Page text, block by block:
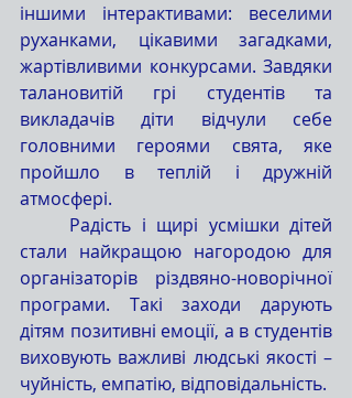
іншими інтерактивами: веселими
руханками, цікавими загадками,
жартівливими конкурсами. Завдяки
талановитій грі студентів та
викладачів діти відчули себе
головними героями свята, яке
пройшло в теплій і дружній
атмосфері.
стали найкращою нагородою для
організаторів різдвяно-новорічної
програми. Такі заходи дарують
дітям позитивні емоції, а в студентів
виховують важливі людські якості –
чуйність, емпатію, відповідальність.